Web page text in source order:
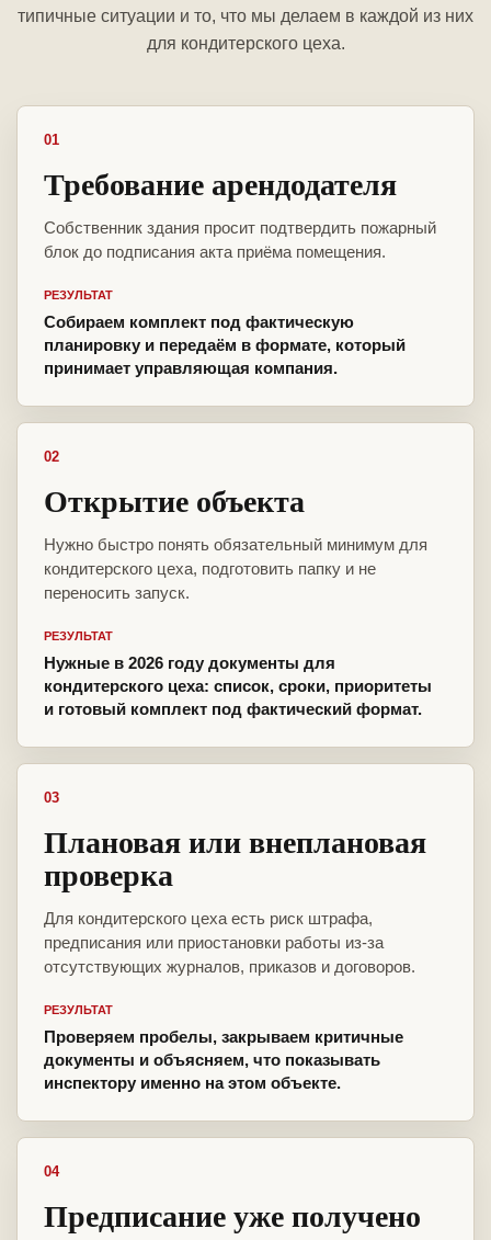
типичные ситуации и то, что мы делаем в каждой из них
для кондитерского цеха.
01
Требование арендодателя
Собственник здания просит подтвердить пожарный
блок до подписания акта приёма помещения.
РЕЗУЛЬТАТ
Собираем комплект под фактическую
планировку и передаём в формате, который
принимает управляющая компания.
02
Открытие объекта
Нужно быстро понять обязательный минимум для
кондитерского цеха, подготовить папку и не
переносить запуск.
РЕЗУЛЬТАТ
Нужные в 2026 году документы для
кондитерского цеха: список, сроки, приоритеты
и готовый комплект под фактический формат.
03
Плановая или внеплановая
проверка
Для кондитерского цеха есть риск штрафа,
предписания или приостановки работы из-за
отсутствующих журналов, приказов и договоров.
РЕЗУЛЬТАТ
Проверяем пробелы, закрываем критичные
документы и объясняем, что показывать
инспектору именно на этом объекте.
04
Предписание уже получено